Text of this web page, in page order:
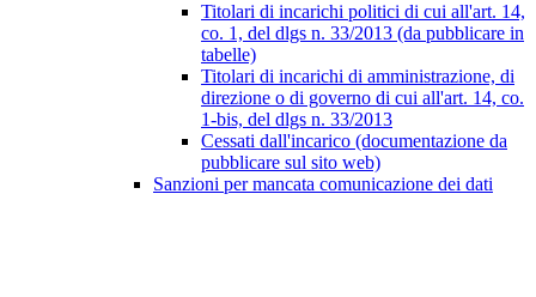
Titolari di incarichi politici di cui all'art. 14,
co. 1, del dlgs n. 33/2013 (da pubblicare in
tabelle)
Titolari di incarichi di amministrazione, di
direzione o di governo di cui all'art. 14, co.
1-bis, del dlgs n. 33/2013
Cessati dall'incarico (documentazione da
pubblicare sul sito web)
Sanzioni per mancata comunicazione dei dati